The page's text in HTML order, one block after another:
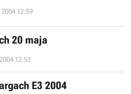
rejestracji potrwa do końca maja i
szczęśliwców, którzy już w czerwcu
12:59
20 maja
12:53
E3 2004